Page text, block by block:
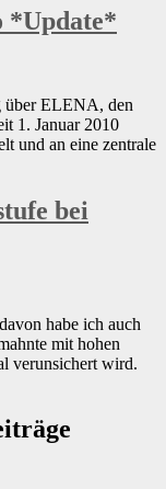
*Update*
über ELENA, den
1. Januar 2010
und an eine zentrale
bei
habe ich auch
mit hohen
verunsichert wird.